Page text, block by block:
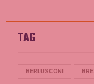
TAG
BERLUSCONI